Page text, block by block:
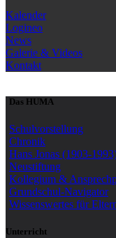
Kalender
Logineo
News
Galerie & Videos
Kontakt
Das HUMA
Schulvorstellung
Chronik
Hans Jonas (1903-
Neustiftung
Kollegium &
Grundschul-Navigator
Wissenswertes für
Unterricht